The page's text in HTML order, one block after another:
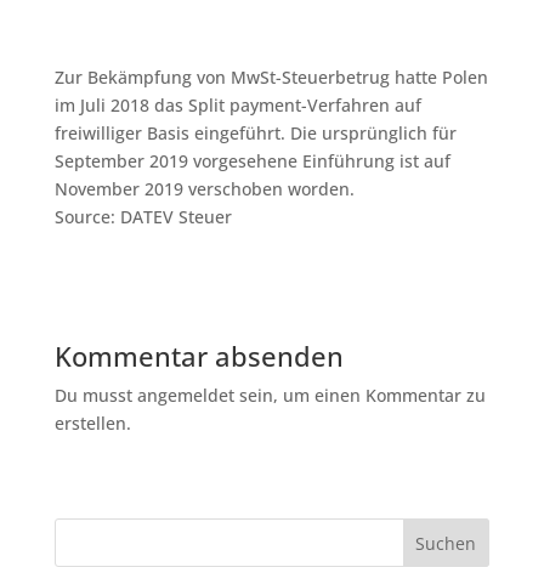
Zur Bekämpfung von MwSt-Steuerbetrug hatte Polen
im Juli 2018 das Split payment-Verfahren auf
freiwilliger Basis eingeführt. Die ursprünglich für
September 2019 vorgesehene Einführung ist auf
November 2019 verschoben worden.
Source: DATEV Steuer
Kommentar absenden
Du musst angemeldet sein, um einen Kommentar zu
erstellen.